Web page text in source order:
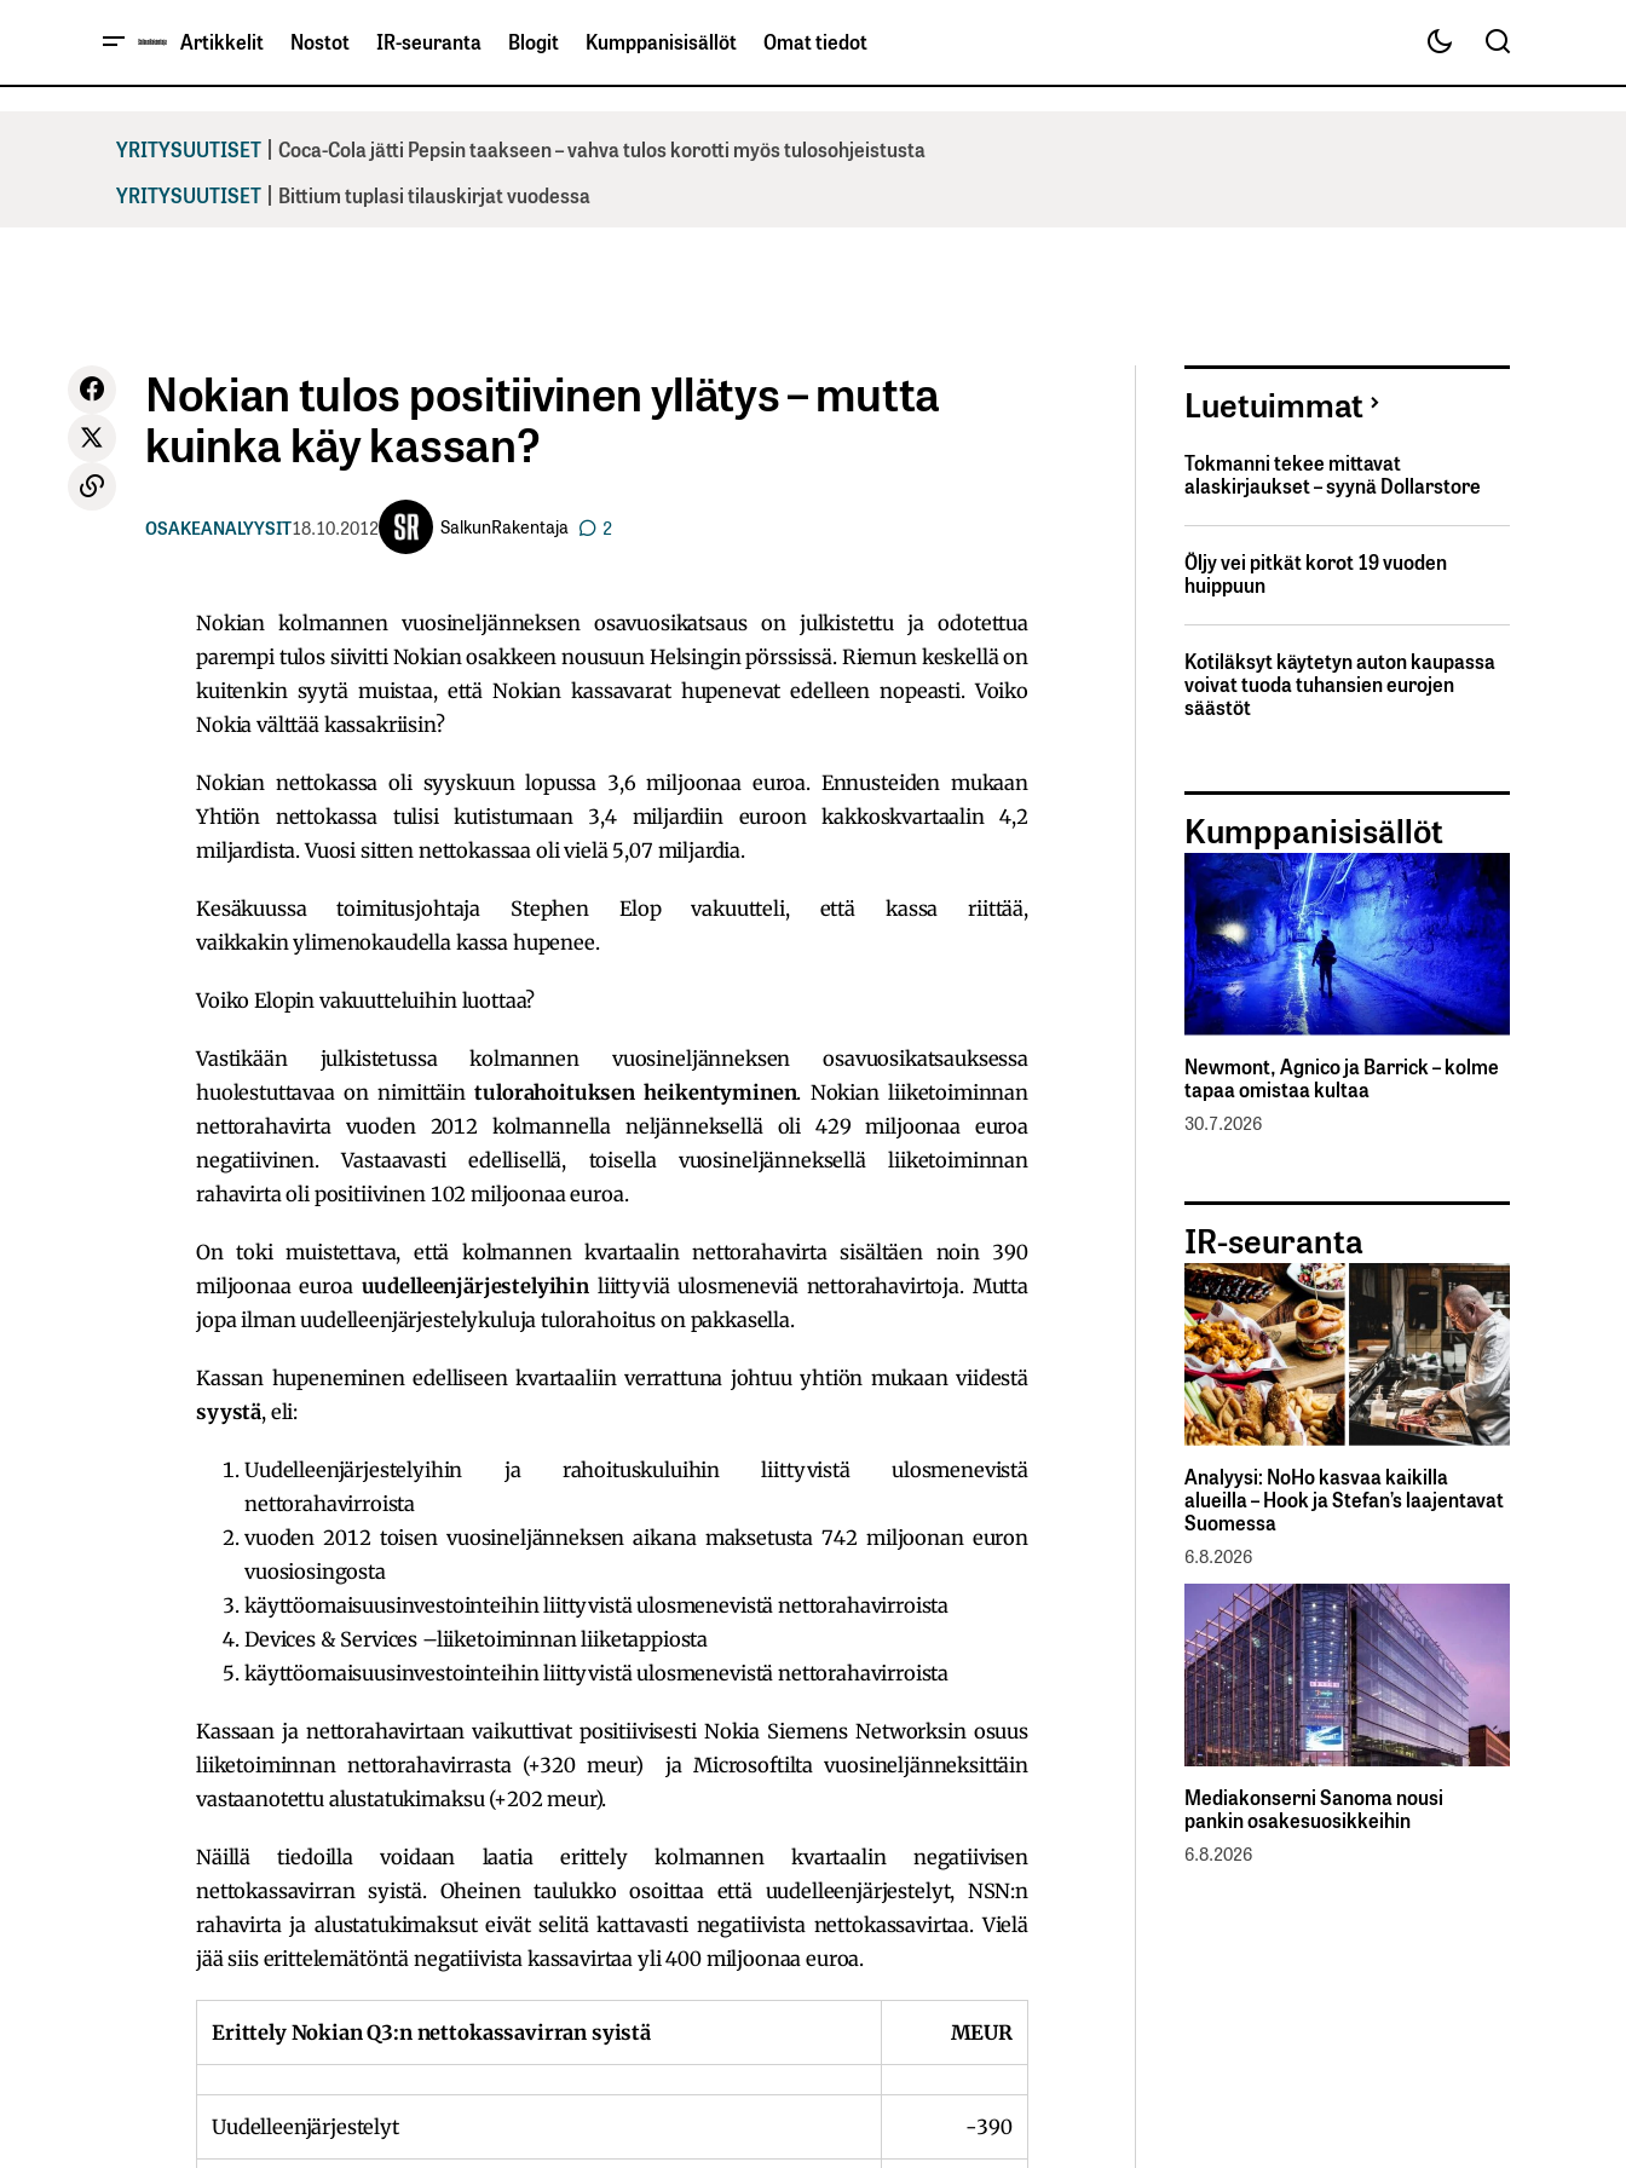
Artikkelit Nostot IR-seuranta Blogit Kumppanisisällöt Omat tiedot
YRITYSUUTISET | Coca-Cola jätti Pepsin taakseen – vahva tulos korotti myös tulosohjeistusta
YRITYSUUTISET | Bittium tuplasi tilauskirjat vuodessa
Nokian tulos positiivinen yllätys – mutta
kuinka käy kassan?
OSAKEANALYYSIT18.10.2012 SalkunRakentaja 2
Nokian kolmannen vuosineljänneksen osavuosikatsaus on julkistettu ja odotettua
parempi tulos siivitti Nokian osakkeen nousuun Helsingin pörssissä. Riemun keskellä on
kuitenkin syytä muistaa, että Nokian kassavarat hupenevat edelleen nopeasti. Voiko
Nokia välttää kassakriisin?
Nokian nettokassa oli syyskuun lopussa 3,6 miljoonaa euroa. Ennusteiden mukaan
Yhtiön nettokassa tulisi kutistumaan 3,4 miljardiin euroon kakkoskvartaalin 4,2
miljardista. Vuosi sitten nettokassaa oli vielä 5,07 miljardia.
Kesäkuussa toimitusjohtaja Stephen Elop vakuutteli, että kassa riittää,
vaikkakin ylimenokaudella kassa hupenee.
Voiko Elopin vakuutteluihin luottaa?
Vastikään julkistetussa kolmannen vuosineljänneksen osavuosikatsauksessa
huolestuttavaa on nimittäintulorahoituksen heikentyminen. Nokian liiketoiminnan
nettorahavirta vuoden 2012 kolmannella neljänneksellä oli 429 miljoonaa euroa
negatiivinen. Vastaavasti edellisellä, toisella vuosineljänneksellä liiketoiminnan
rahavirta oli positiivinen 102 miljoonaa euroa.
On toki muistettava, että kolmannen kvartaalin nettorahavirta sisältäen noin 390
miljoonaa euroa uudelleenjärjestelyihinliittyviä ulosmeneviä nettorahavirtoja. Mutta
jopa ilman uudelleenjärjestelykuluja tulorahoitus on pakkasella.
Kassan hupeneminen edelliseen kvartaaliin verrattuna johtuu yhtiön mukaan viidestä
syystä, eli:
Uudelleenjärjestelyihin ja rahoituskuluihin liittyvistä ulosmenevistä
nettorahavirroista
vuoden 2012 toisen vuosineljänneksen aikana maksetusta 742 miljoonan euron
vuosiosingosta
käyttöomaisuusinvestointeihin liittyvistä ulosmenevistä nettorahavirroista
Devices & Services –liiketoiminnan liiketappiosta
käyttöomaisuusinvestointeihin liittyvistä ulosmenevistä nettorahavirroista
Kassaan ja nettorahavirtaan vaikuttivat positiivisesti Nokia Siemens Networksin osuus
liiketoiminnan nettorahavirrasta (+320 meur) ja Microsoftilta vuosineljänneksittäin
vastaanotettu alustatukimaksu (+202 meur).
Näillä tiedoilla voidaan laatia erittely kolmannen kvartaalin negatiivisen
nettokassavirran syistä. Oheinen taulukko osoittaa että uudelleenjärjestelyt, NSN:n
rahavirta ja alustatukimaksut eivät selitä kattavasti negatiivista nettokassavirtaa. Vielä
jää siis erittelemätöntä negatiivista kassavirtaa yli 400 miljoonaa euroa.
Erittely Nokian Q3:n nettokassavirran syistä MEUR
Uudelleenjärjestelyt -390
Luetuimmat
Tokmanni tekee mittavat
alaskirjaukset – syynä Dollarstore
Öljy vei pitkät korot 19 vuoden
huippuun
Kotiläksyt käytetyn auton kaupassa
voivat tuoda tuhansien eurojen
säästöt
Kumppanisisällöt
Newmont, Agnico ja Barrick – kolme
tapaa omistaa kultaa
30.7.2026
IR-seuranta
Analyysi: NoHo kasvaa kaikilla
alueilla – Hook ja Stefan’s laajentavat
Suomessa
6.8.2026
Mediakonserni Sanoma nousi
pankin osakesuosikkeihin
6.8.2026